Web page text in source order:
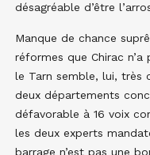
désagréable d’être
Manque de chance
réformes que Chirac
le Tarn semble, lui, très
deux départements
défavorable à 16 voix
les deux experts
barrage n’est pas une